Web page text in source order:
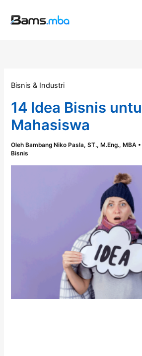
Bisnis & Industri
14 Idea Bisnis
Mahasiswa
Oleh Bambang Niko Pasla, ST., M.Eng., MBA
Bisnis